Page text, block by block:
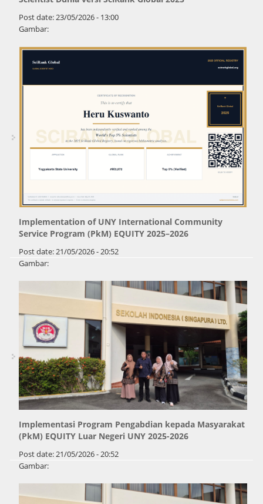
Post date:23/05/2026 - 13:00
Gambar:
Implementation of UNY International Community
Service Program (PkM) EQUITY 2025–2026
Post date:21/05/2026 - 20:52
Gambar:
Implementasi Program Pengabdian kepada Masyarakat
(PkM) EQUITY Luar Negeri UNY 2025-2026
Post date:21/05/2026 - 20:52
Gambar:
Pages